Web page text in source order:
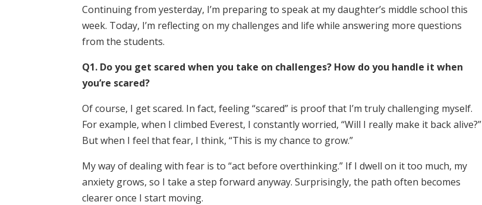
Continuing from yesterday, I’m preparing to speak at my daughter’s middle school this
week. Today, I’m reflecting on my challenges and life while answering more questions
from the students.
Q1. Do you get scared when you take on challenges? How do you handle it when
you’re scared?
Of course, I get scared. In fact, feeling “scared” is proof that I’m truly challenging myself.
For example, when I climbed Everest, I constantly worried, “Will I really make it back alive?”
But when I feel that fear, I think, “This is my chance to grow.”
My way of dealing with fear is to “act before overthinking.” If I dwell on it too much, my
anxiety grows, so I take a step forward anyway. Surprisingly, the path often becomes
clearer once I start moving.